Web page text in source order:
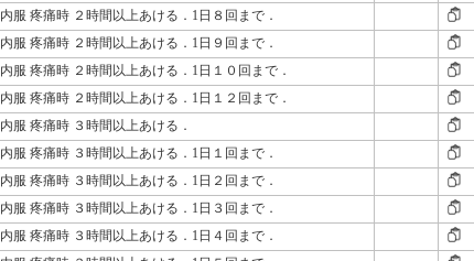
内服 疼痛時 ２時間以上あける．1日８回まで．
内服 疼痛時 ２時間以上あける．1日９回まで．
内服 疼痛時 ２時間以上あける．1日１０回まで．
内服 疼痛時 ２時間以上あける．1日１２回まで．
内服 疼痛時 ３時間以上あける．
内服 疼痛時 ３時間以上あける．1日１回まで．
内服 疼痛時 ３時間以上あける．1日２回まで．
内服 疼痛時 ３時間以上あける．1日３回まで．
内服 疼痛時 ３時間以上あける．1日４回まで．